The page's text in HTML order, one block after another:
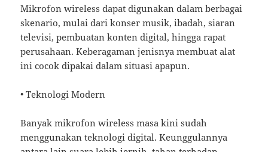
Mikrofon wireless dapat digunakan dalam berbagai
skenario, mulai dari konser musik, ibadah, siaran
televisi, pembuatan konten digital, hingga rapat
perusahaan. Keberagaman jenisnya membuat alat
ini cocok dipakai dalam situasi apapun.
• Teknologi Modern
Banyak mikrofon wireless masa kini sudah
menggunakan teknologi digital. Keunggulannya